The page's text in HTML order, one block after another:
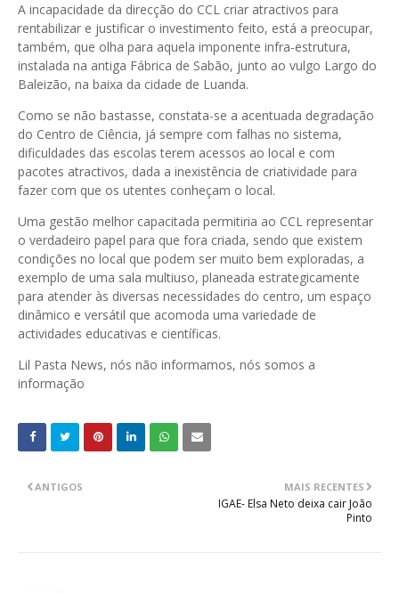
A incapacidade da direcção do CCL criar atractivos para
rentabilizar e justificar o investimento feito, está a preocupar,
também, que olha para aquela imponente infra-estrutura,
instalada na antiga Fábrica de Sabão, junto ao vulgo Largo do
Baleizão, na baixa da cidade de Luanda.
Como se não bastasse, constata-se a acentuada degradação
do Centro de Ciência, já sempre com falhas no sistema,
dificuldades das escolas terem acessos ao local e com
pacotes atractivos, dada a inexistência de criatividade para
fazer com que os utentes conheçam o local.
Uma gestão melhor capacitada permitiria ao CCL representar
o verdadeiro papel para que fora criada, sendo que existem
condições no local que podem ser muito bem exploradas, a
exemplo de uma sala multiuso, planeada estrategicamente
para atender às diversas necessidades do centro, um espaço
dinâmico e versátil que acomoda uma variedade de
actividades educativas e científicas.
Lil Pasta News, nós não informamos, nós somos a
informação
MAIS RECENTES
IGAE- Elsa Neto deixa cair João
Pinto
ANTIGOS